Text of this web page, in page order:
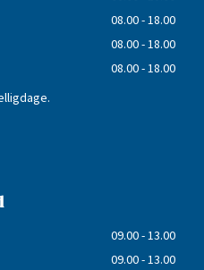
08.00 - 18.00
08.00 - 18.00
08.00 - 18.00
09.00 - 13.00
09.00 - 13.00